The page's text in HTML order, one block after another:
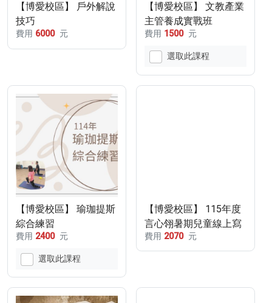
【博愛校區】 戶外解說
技巧
費用 6000 元
【博愛校區】 文教產業
主管養成實戰班
(115/08/29)
費用 1500 元
選取此課程
【博愛校區】 瑜珈提斯
綜合練習
115/08/12~115/10/14
費用 2400 元
選取此課程
【博愛校區】 115年度
言心翎暑期兒童線上寫
作班【週三A班】
費用 2070 元